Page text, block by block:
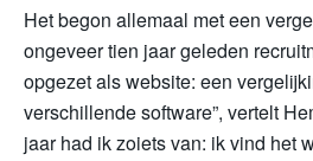
Het begon allemaal met een
ongeveer tien jaar geleden
opgezet als website: een
verschillende software”, vertelt
jaar had ik zoiets van: ik vind het